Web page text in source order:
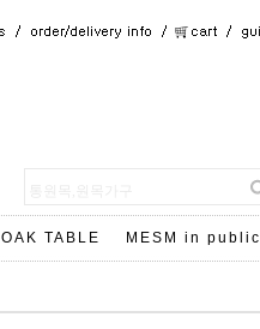
OAK TABLE MESM in public